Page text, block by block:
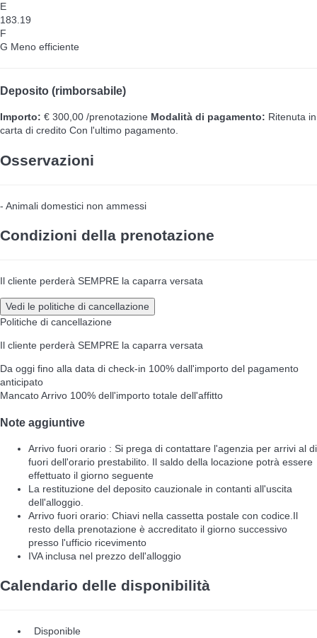
E
183.19
F
G Meno efficiente
Deposito (rimborsabile)
Importo: € 300,00 /prenotazione Modalità di pagamento: Ritenuta in
carta di credito Con l'ultimo pagamento.
Osservazioni
- Animali domestici non ammessi
Condizioni della prenotazione
Il cliente perderà SEMPRE la caparra versata
Vedi le politiche di cancellazione
Politiche di cancellazione
Il cliente perderà SEMPRE la caparra versata
Da oggi fino alla data di check-in 100% dall'importo del pagamento
anticipato
Mancato Arrivo 100% dell'importo totale dell'affitto
Note aggiuntive
Arrivo fuori orario : Si prega di contattare l'agenzia per arrivi al di
fuori dell'orario prestabilito. Il saldo della locazione potrà essere
effettuato il giorno seguente
La restituzione del deposito cauzionale in contanti all'uscita
dell'alloggio.
Arrivo fuori orario: Chiavi nella cassetta postale con codice.Il
resto della prenotazione è accreditato il giorno successivo
presso l'ufficio ricevimento
IVA inclusa nel prezzo dell'alloggio
Calendario delle disponibilità
Disponible